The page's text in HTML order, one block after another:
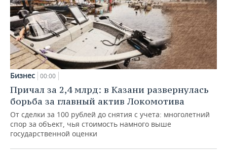
Бизнес 00:00
Причал за 2,4 млрд: в Казани развернулась
борьба за главный актив Локомотива
От сделки за 100 рублей до снятия с учета: многолетний
спор за объект, чья стоимость намного выше
государственной оценки